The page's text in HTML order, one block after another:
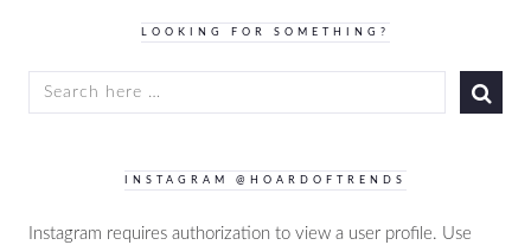
LOOKING FOR SOMETHING?
INSTAGRAM @HOARDOFTRENDS
Instagram requires authorization to view a user profile. Use